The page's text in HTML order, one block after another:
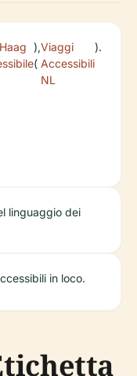
),
(
Viaggi
Accessibili
NL
).
linguaggio dei
in loco.